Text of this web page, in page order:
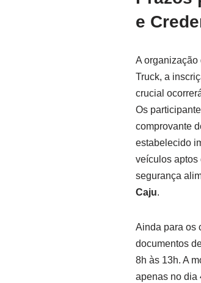
e
A organização
Truck, a
crucial
Os
comprovante
estabelecido
veículos aptos
segurança
Caju.
Ainda para os
documentos
8h às 13h. A
apenas no dia